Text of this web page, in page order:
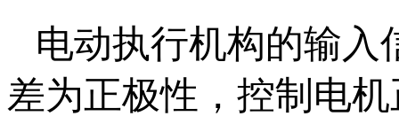
电动执行机构的输入
差为正极性，控制电